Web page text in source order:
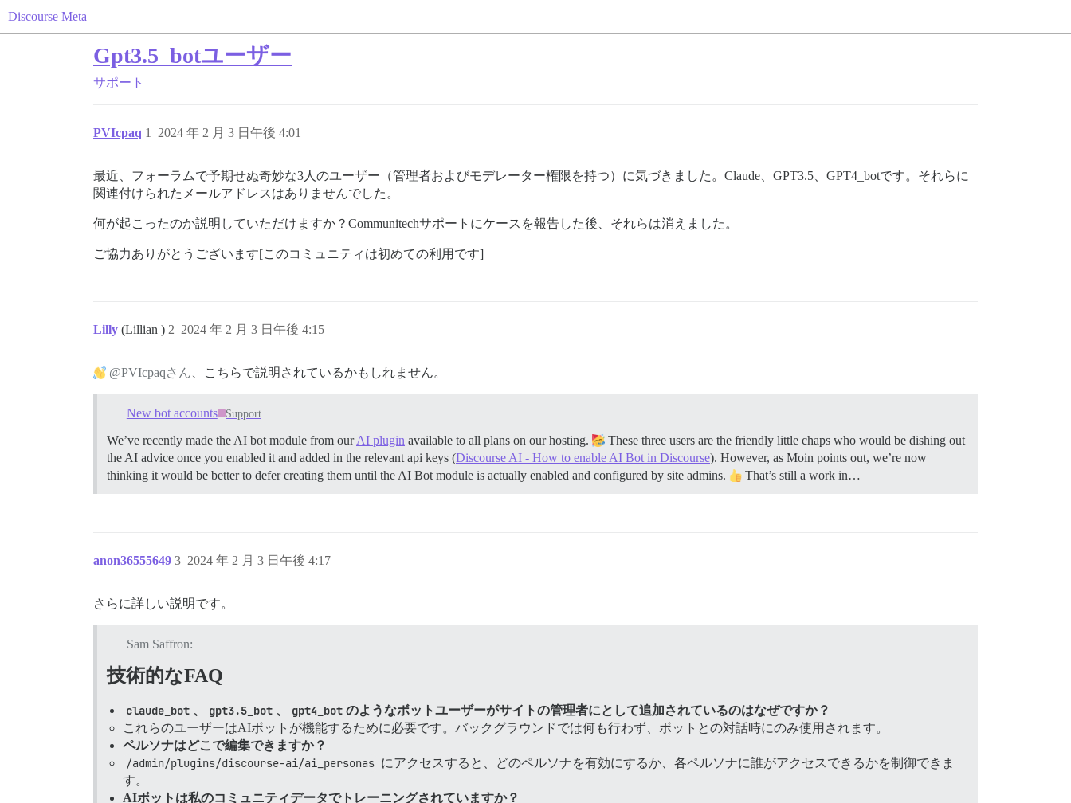
Discourse Meta
Gpt3.5_botユーザー
サポート
PVIcpaq 2024 年 2 月 3 日午後 4:01
1
最近、フォーラムで予期せぬ奇妙な3人のユーザー（管理者およびモデレーター権限を持つ）に気づきました。Claude、GPT3.5、GPT4_botです。それらに
関連付けられたメールアドレスはありませんでした。
何が起こったのか説明していただけますか？Communitechサポートにケースを報告した後、それらは消えました。
ご協力ありがとうございます[このコミュニティは初めての利用です]
Lilly (Lillian ) 2024 年 2 月 3 日午後 4:15
2
@PVIcpaqさん 、こちらで説明されているかもしれません。
New bot accounts Support
We’ve recently made the AI bot module from ourAI plugin available to all plans on our hosting.
These three users are the friendly little chaps who would be dishing out
the AI advice once you enabled it and added in the relevant api keys (Discourse AI - How to enable AI Bot in Discourse). However, as Moin points out, we’re now
thinking it would be better to defer creating them until the AI Bot module is actually enabled and configured by site admins.
That’s still a work in…
anon36555649 2024 年 2 月 3 日午後 4:17
3
さらに詳しい説明です。
Sam Saffron:
技術的なFAQ
claude_bot 、 gpt3.5_bot 、 gpt4_bot のようなボットユーザーがサイトの管理者にとして追加されているのはなぜですか？
これらのユーザーはAIボットが機能するために必要です。バックグラウンドでは何も行わず、ボットとの対話時にのみ使用されます。
ペルソナはどこで編集できますか？
/admin/plugins/discourse-ai/ai_personas にアクセスすると、どのペルソナを有効にするか、各ペルソナに誰がアクセスできるかを制御できま
す。
AIボットは私のコミュニティデータでトレーニングされていますか？